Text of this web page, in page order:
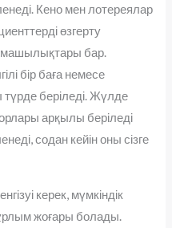
Кено мен лотереялар
өзгерту
бар.
бір баға немесе
беріледі. Жүлде
арқылы беріледі
содан кейін оны сізге
керек, мүмкіндік
жоғары болады.